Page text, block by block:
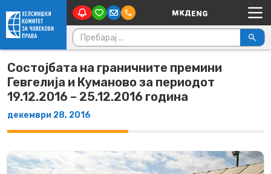
Skip to content Main Navigation
Пребарувај за:
Состојбата на граничните премини
Гевгелија и Куманово за периодот
19.12.2016 – 25.12.2016 година
декември 28, 2016